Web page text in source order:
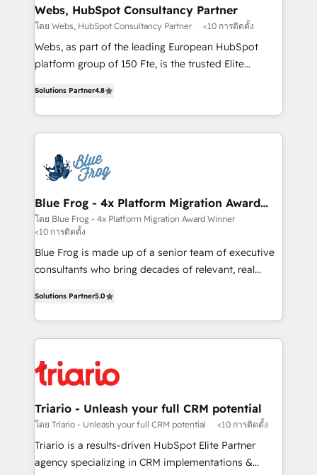
and build using HubSpot 🔌 Integrating HubSpot
with other systems 🎓 Training your teams to be
HubSpot pros 📊 Lead generation services using
HubSpot Why us? - SIX HubSpot Accreditations -
CRM, Solutions Architecture, Onboarding , Data
Migration, Custom Integration & Platform
team of 25+ experts Contact us today to help you
get more from your investment in HubSpot.
Webs, HubSpot Consultancy Partner
โดย Webs, HubSpot Consultancy Partner <10 การติดตั้ง
Webs, as part of the leading European HubSpot
platform group of 150 Fte, is the trusted Elite
maximizing EBITDA and achieving Commercial
Excellence. With our targeted processes, we
strengthen your digital transformation and minimize
Implementation partner, we provide expertise to
drive your business forward. Since 2015 we are fully
dedicated to HubSpot and with an experienced
team (50+), we work with reputable companies in
B2B sectors such as manufacturing, SaaS and
business services. We prepare a customized
business case that demonstrates the value and
detailed financial rationale with a focus on ROI and
TCO. As a trusted extension of your team, we
believe in the power of partnership. Together, we
business up for long-term success. Unlock your
business. If not now, when?
Solutions Partner4.8
Blue Frog - 4x Platform Migration Award
Winner
โดย Blue Frog - 4x Platform Migration Award Winner
<10 การติดตั้ง
Blue Frog is made up of a senior team of executive
consultants who bring decades of relevant, real
Frog is a top, trusted partner in HubSpot's
ecosystem for a reason. Their team brings over a
decade of experience to the table, along with deep
for driving growth. They are committed to helping
our customers grow and finding solutions that fit
their unique business needs. We are thrilled to have
Blue Frog in the HubSpot ecosystem leading the
way for customers!" - Yamini Rangan, CEO of
Solutions Partner5.0
Triario - Unleash your full CRM potential
โดย Triario - Unleash your full CRM potential <10 การติดตั้ง
Triario is a results-driven HubSpot Elite Partner
agency specializing in CRM implementations &